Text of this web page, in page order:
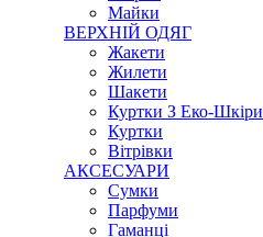
Майки
ВЕРХНІЙ ОДЯГ
Жакети
Жилети
Шакети
Куртки З Еко-Шкіри
Куртки
Вітрівки
АКСЕСУАРИ
Сумки
Парфуми
Гаманці